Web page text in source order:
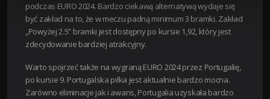
podczas EURO 2024. Bardzo ciekawą alternatywą wydaje się
być zakład na to, że w meczu padną minimum 3 bramki. Zakład
„Powyżej 2.5” bramki jest dostępny po kursie 1,92, który jest
zdecydowanie bardziej atrakcyjny.
Warto spojrzeć także na wygraną EURO 2024 przez Portugalię,
po kursie 9. Portugalska piłka jest aktualnie bardzo mocna.
Zarówno eliminacje jak i awans, Portugalia uzyskała bardzo